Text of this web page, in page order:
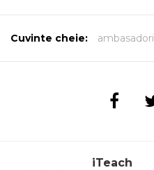
Cuvinte cheie: ambasadori
iTeach